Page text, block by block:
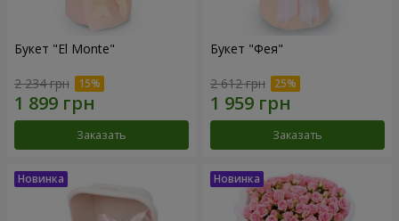
Букет "El Monte"
2 234 грн
Заказать
Букет "Фея"
2 612 грн
Заказать